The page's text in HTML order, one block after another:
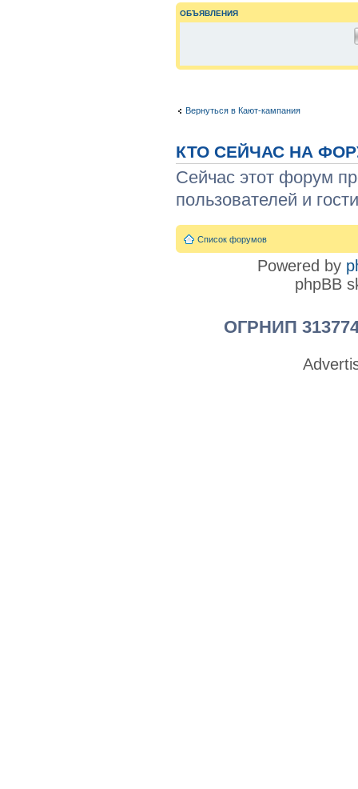
ОБЪЯВЛЕНИЯ
Вернуться в Кают-кампания
КТО СЕЙЧАС НА
Сейчас этот форум
пользователей и
Список форумов
Powered by
phpBB
ОГРНИП